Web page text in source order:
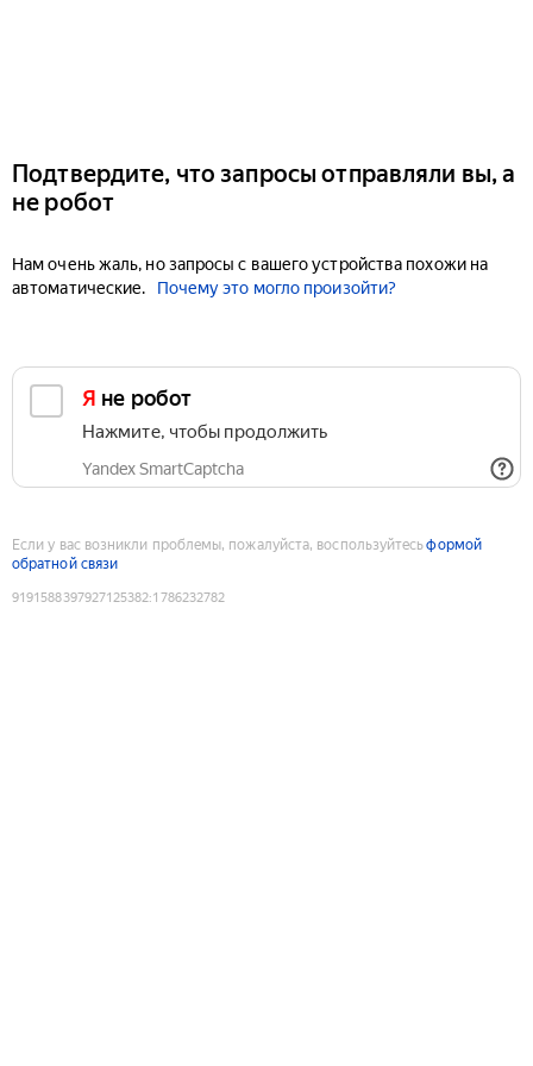
Подтвердите, что запросы отправляли вы, а
не робот
Нам очень жаль, но запросы с вашего устройства похожи на
автоматические.
Почему это могло произойти?
Я не робот
Нажмите, чтобы продолжить
Yandex SmartCaptcha
Если у вас возникли проблемы, пожалуйста, воспользуйтесьформой
обратной связи
9191588397927125382:1786232782